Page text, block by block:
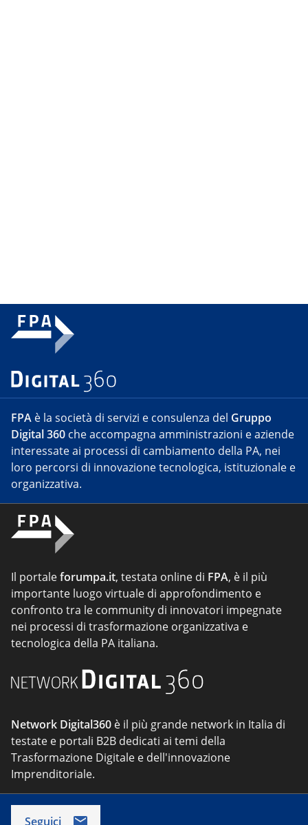
FPA è la società di servizi e consulenza del Gruppo
Digital 360 che accompagna amministrazioni e aziende
interessate ai processi di cambiamento della PA, nei
loro percorsi di innovazione tecnologica, istituzionale e
organizzativa.
Il portaleforumpa.it, testata online di FPA, è il più
importante luogo virtuale di approfondimento e
confronto tra le community di innovatori impegnate
nei processi di trasformazione organizzativa e
tecnologica della PA italiana.
Network Digital360 è il più grande network in Italia di
testate e portali B2B dedicati ai temi della
Trasformazione Digitale e dell'innovazione
Imprenditoriale.
Seguici